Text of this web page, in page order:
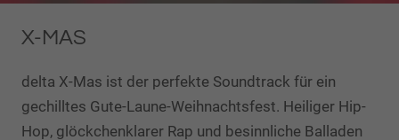
X-MAS
delta X-Mas ist der perfekte Soundtrack für ein
gechilltes Gute-Laune-Weihnachtsfest. Heiliger Hip-
Hop, glöckchenklarer Rap und besinnliche Balladen